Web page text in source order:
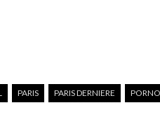
PARIS PARIS DERNIERE